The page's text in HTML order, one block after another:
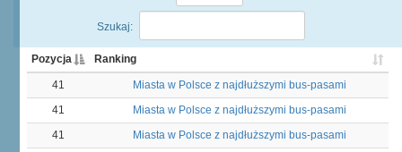
Szukaj:
Pozycja Ranking
41
Miasta w Polsce z najdłuższymi bus-pasami
41
Miasta w Polsce z najdłuższymi bus-pasami
41
Miasta w Polsce z najdłuższymi bus-pasami